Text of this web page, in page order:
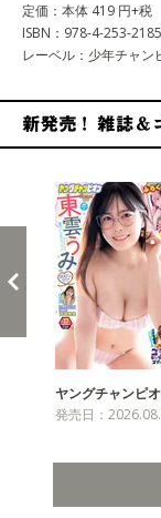
定価：本体 419 円+税
ISBN：978-4-253-
レーベル：少年チャン
ヤングチャンピ
発売日：